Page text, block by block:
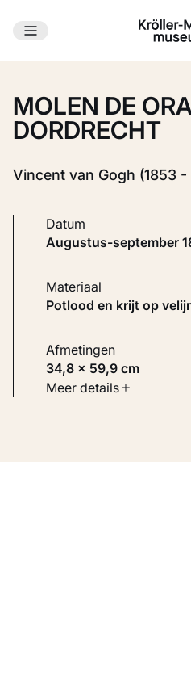
Ga naar hoofdinhoud
MOLEN DE
DORDRECHT
Vincent van Gogh (1853 -
Datum
augustus-september
Materiaal
Potlood en krijt op
Afmetingen
34,8 × 59,9 cm
Soort werk
Meer details